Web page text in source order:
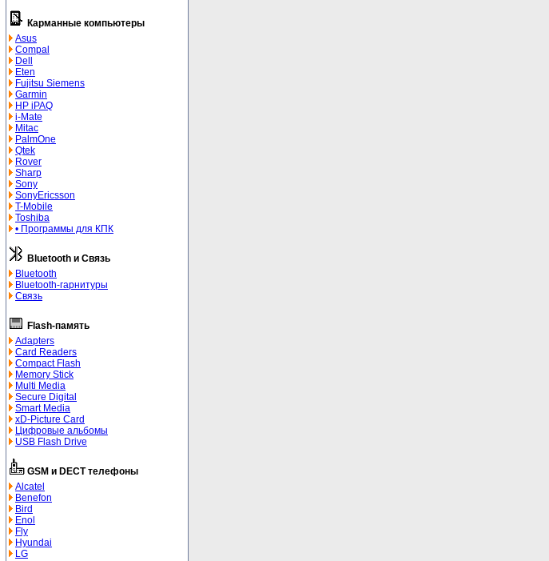
Карманные компьютеры
Asus
Compal
Dell
Eten
Fujitsu Siemens
Garmin
HP iPAQ
i-Mate
Mitac
PalmOne
Qtek
Rover
Sharp
Sony
SonyEricsson
T-Mobile
Toshiba
• Программы для КПК
Bluetooth и Связь
Bluetooth
Bluetooth-гарнитуры
Связь
Flash-память
Adapters
Card Readers
Compact Flash
Memory Stick
Multi Media
Secure Digital
Smart Media
xD-Picture Card
Цифровые альбомы
USB Flash Drive
GSM и DECT телефоны
Alcatel
Benefon
Bird
Enol
Fly
Hyundai
LG